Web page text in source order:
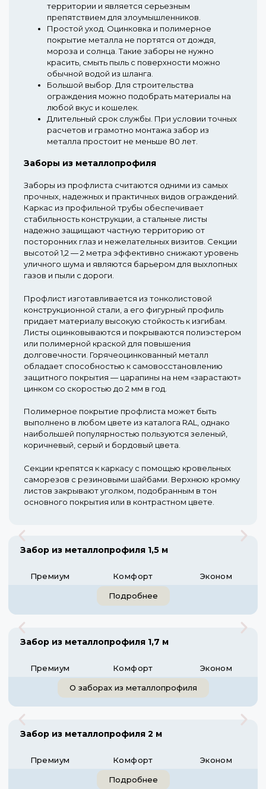
территории и является серьезным
препятствием для злоумышленников.
Простой уход. Оцинковка и полимерное
покрытие металла не портятся от дождя,
мороза и солнца. Такие заборы не нужно
красить, смыть пыль с поверхности можно
обычной водой из шланга.
Большой выбор. Для строительства
ограждения можно подобрать материалы на
любой вкус и кошелек.
Длительный срок службы. При условии точных
расчетов и грамотно монтажа забор из
металла простоит не меньше 80 лет.
Заборы из металлопрофиля
Заборы из профлиста считаются одними из самых
прочных, надежных и практичных видов ограждений.
Каркас из профильной трубы обеспечивает
стабильность конструкции, а стальные листы
надежно защищают частную территорию от
посторонних глаз и нежелательных визитов. Секции
высотой 1,2 — 2 метра эффективно снижают уровень
уличного шума и являются барьером для выхлопных
газов и пыли с дороги.
Профлист изготавливается из тонколистовой
конструкционной стали, а его фигурный профиль
придает материалу высокую стойкость к изгибам.
Листы оцинковываются и покрываются полиэстером
или полимерной краской для повышения
долговечности. Горячеоцинкованный металл
обладает способностью к самовосстановлению
защитного покрытия — царапины на нем «зарастают»
цинком со скоростью до 2 мм в год.
Полимерное покрытие профлиста может быть
выполнено в любом цвете из каталога RAL, однако
наибольшей популярностью пользуются зеленый,
коричневый, серый и бордовый цвета.
Секции крепятся к каркасу с помощью кровельных
саморезов с резиновыми шайбами. Верхнюю кромку
листов закрывают уголком, подобранным в тон
основного покрытия или в контрастном цвете.
Забор из металлопрофиля 1,5 м
Премиум Комфорт Эконом
Подробнее
Забор из металлопрофиля 1,7 м
Премиум Комфорт Эконом
О заборах из металлопрофиля
Забор из металлопрофиля 2 м
Премиум Комфорт Эконом
Подробнее